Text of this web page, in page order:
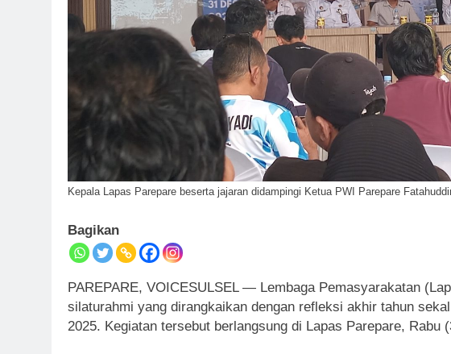
Kepala Lapas Parepare beserta jajaran didampingi Ketua PWI Parepare
Bagikan
PAREPARE, VOICESULSEL — Lembaga Pemasyarakatan
silaturahmi yang dirangkaikan dengan refleksi akhir tahun
2025. Kegiatan tersebut berlangsung di Lapas Parepare, Rabu